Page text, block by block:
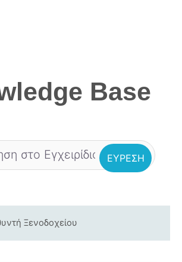
Base
Ξενοδοχείου